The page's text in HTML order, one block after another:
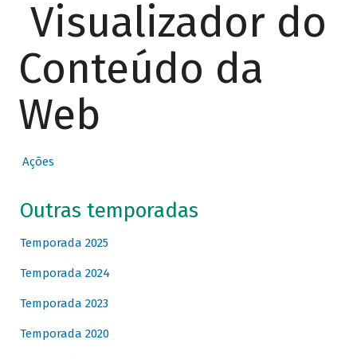
Visualizador do
Conteúdo da
Web
Ações
Outras temporadas
Temporada 2025
Temporada 2024
Temporada 2023
Temporada 2020